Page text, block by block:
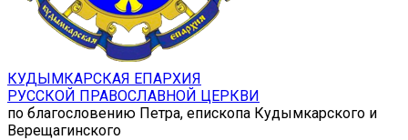
КУДЫМКАРСКАЯ ЕПАРХИЯ
РУССКОЙ ПРАВОСЛАВНОЙ ЦЕРКВИ
по благословению Петра, епископа Кудымкарского и
Верещагинского